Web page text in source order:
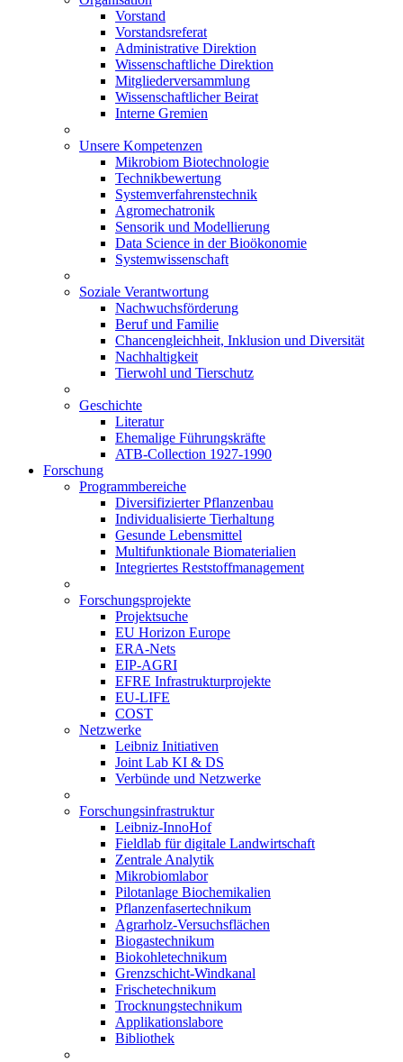
Vorstand
Vorstandsreferat
Administrative Direktion
Wissenschaftliche Direktion
Mitgliederversammlung
Wissenschaftlicher Beirat
Interne Gremien
Unsere Kompetenzen
Mikrobiom Biotechnologie
Technikbewertung
Systemverfahrenstechnik
Agromechatronik
Sensorik und Modellierung
Data Science in der Bioökonomie
Systemwissenschaft
Soziale Verantwortung
Nachwuchsförderung
Beruf und Familie
Chancengleichheit, Inklusion und Diversität
Nachhaltigkeit
Tierwohl und Tierschutz
Geschichte
Literatur
Ehemalige Führungskräfte
ATB-Collection 1927-1990
Forschung
Programmbereiche
Diversifizierter Pflanzenbau
Individualisierte Tierhaltung
Gesunde Lebensmittel
Multifunktionale Biomaterialien
Integriertes Reststoffmanagement
Forschungsprojekte
Projektsuche
EU Horizon Europe
ERA-Nets
EIP-AGRI
EFRE Infrastrukturprojekte
EU-LIFE
COST
Netzwerke
Leibniz Initiativen
Joint Lab KI & DS
Verbünde und Netzwerke
Forschungsinfrastruktur
Leibniz-InnoHof
Fieldlab für digitale Landwirtschaft
Zentrale Analytik
Mikrobiomlabor
Pilotanlage Biochemikalien
Pflanzenfasertechnikum
Agrarholz-Versuchsflächen
Biogastechnikum
Biokohletechnikum
Grenzschicht-Windkanal
Frischetechnikum
Trocknungstechnikum
Applikationslabore
Bibliothek